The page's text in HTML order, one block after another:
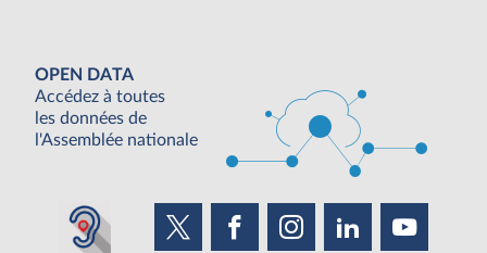
OPEN DATA
Accédez à toutes
les données de
l'Assemblée nationale